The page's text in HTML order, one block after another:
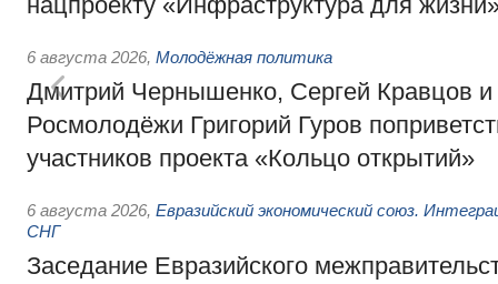
6 августа 2026, Молодёжная политика
Дмитрий Чернышенко, Сергей Кравцов и
Росмолодёжи Григорий Гуров
участников проекта «Кольцо открытий»
6 августа 2026, Евразийский экономический союз.
СНГ
Заседание Евразийского